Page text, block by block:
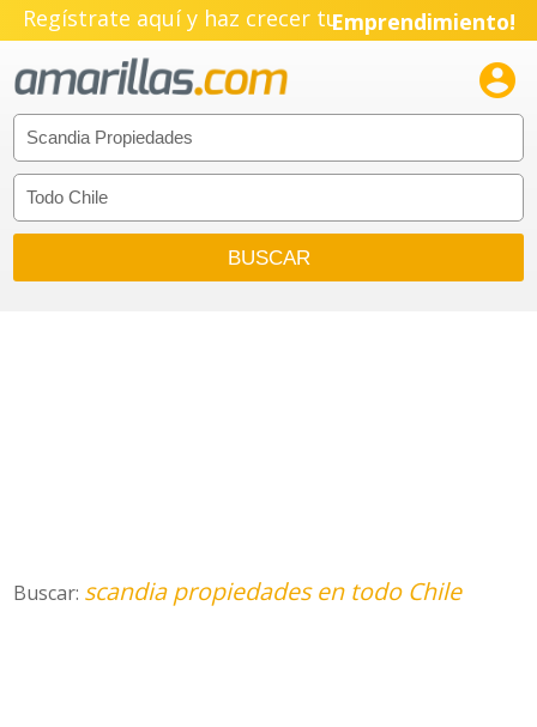
Regístrate aquí y haz crecer tuEmprendimiento!

Buscar: scandia propiedades en todo Chile